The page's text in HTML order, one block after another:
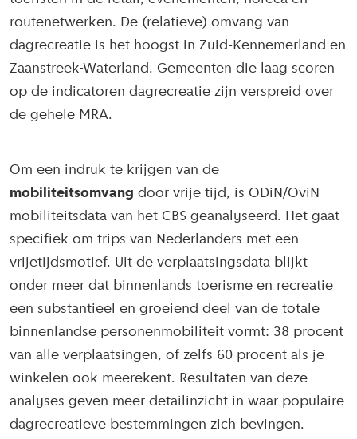
routenetwerken. De (relatieve) omvang van
dagrecreatie is het hoogst in Zuid-Kennemerland en
Zaanstreek-Waterland. Gemeenten die laag scoren
op de indicatoren dagrecreatie zijn verspreid over
de gehele MRA.
Om een indruk te krijgen van de
mobiliteitsomvang door vrije tijd, is ODiN/OviN
mobiliteitsdata van het CBS geanalyseerd. Het gaat
specifiek om trips van Nederlanders met een
vrijetijdsmotief. Uit de verplaatsingsdata blijkt
onder meer dat binnenlands toerisme en recreatie
een substantieel en groeiend deel van de totale
binnenlandse personenmobiliteit vormt: 38 procent
van alle verplaatsingen, of zelfs 60 procent als je
winkelen ook meerekent. Resultaten van deze
analyses geven meer detailinzicht in waar populaire
dagrecreatieve bestemmingen zich bevingen.